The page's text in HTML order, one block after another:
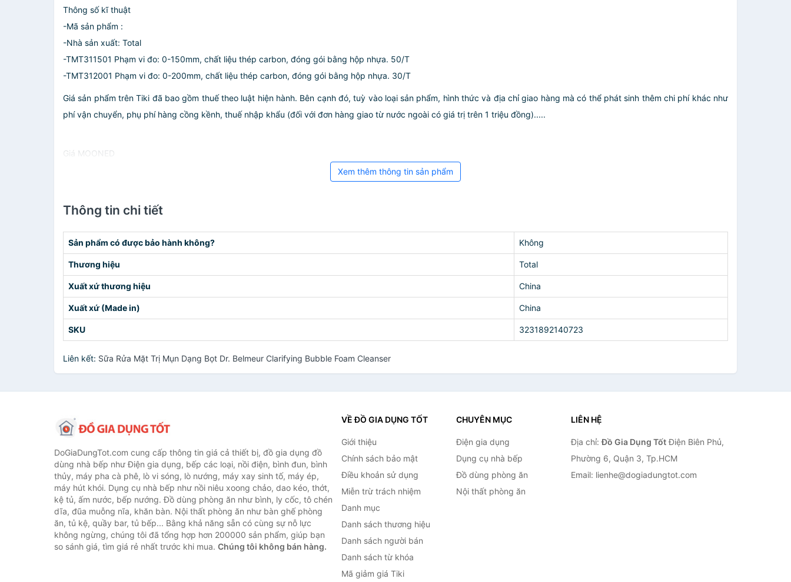
Thông số kĩ thuật
-Mã sản phẩm :
-Nhà sản xuất: Total
-TMT311501 Phạm vi đo: 0-150mm, chất liệu thép carbon, đóng gói bằng hộp nhựa. 50/T
-TMT312001 Phạm vi đo: 0-200mm, chất liệu thép carbon, đóng gói bằng hộp nhựa. 30/T
Giá sản phẩm trên Tiki đã bao gồm thuế theo luật hiện hành. Bên cạnh đó, tuỳ vào loại sản phẩm, hình thức và địa chỉ giao hàng mà có thể phát sinh thêm chi phí khác như
phí vận chuyển, phụ phí hàng cồng kềnh, thuế nhập khẩu (đối với đơn hàng giao từ nước ngoài có giá trị trên 1 triệu đồng).....
Giá MOONED
Xem thêm thông tin sản phẩm
Thông tin chi tiết
Sản phẩm có được bảo hành không? Không
Thương hiệu Total
Xuất xứ thương hiệu China
Xuất xứ (Made in) China
SKU 3231892140723
Liên kết: Sữa Rửa Mặt Trị Mụn Dạng Bọt Dr. Belmeur Clarifying Bubble Foam Cleanser
DoGiaDungTot.com cung cấp thông tin giá cả thiết bị, đồ gia dụng đồ
dùng nhà bếp như Điện gia dụng, bếp các loại, nồi điện, bình đun, bình
thủy, máy pha cà phê, lò vi sóng, lò nướng, máy xay sinh tố, máy ép,
máy hút khói. Dụng cụ nhà bếp như nồi niêu xoong chảo, dao kéo, thớt,
kệ tủ, ấm nước, bếp nướng. Đồ dùng phòng ăn như bình, ly cốc, tô chén
dĩa, đũa muỗng nĩa, khăn bàn. Nội thất phòng ăn như bàn ghế phòng
ăn, tủ kệ, quầy bar, tủ bếp... Bằng khả năng sẵn có cùng sự nỗ lực
không ngừng, chúng tôi đã tổng hợp hơn 200000 sản phẩm, giúp bạn
so sánh giá, tìm giá rẻ nhất trước khi mua. Chúng tôi không bán hàng.
VỀ ĐỒ GIA DỤNG TỐT
Giới thiệu
Chính sách bảo mật
Điều khoản sử dụng
Miễn trừ trách nhiệm
Danh mục
Danh sách thương hiệu
Danh sách người bán
Danh sách từ khóa
Mã giảm giá Tiki
CHUYÊN MỤC
Điện gia dụng
Dụng cụ nhà bếp
Đồ dùng phòng ăn
Nội thất phòng ăn
LIÊN HỆ
Địa chỉ:Đồ Gia Dụng TốtĐiện Biên Phủ,
Phường 6, Quận 3, Tp.HCM
Email: lienhe@dogiadungtot.com